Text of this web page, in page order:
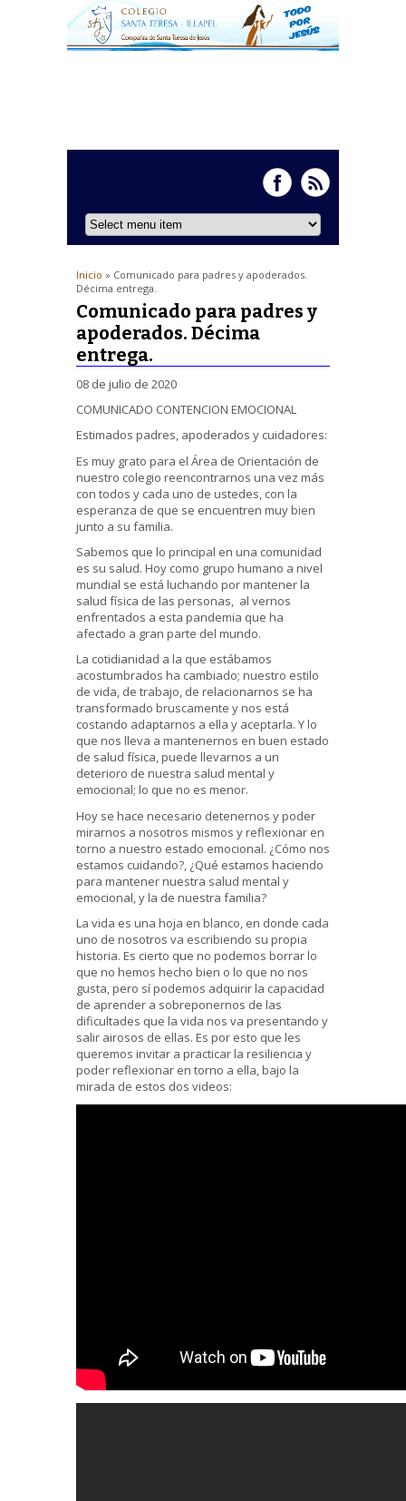
Inicio » Comunicado para padres y apoderados.
Décima entrega.
Comunicado para padres y
apoderados. Décima
entrega.
08 de julio de 2020
COMUNICADO CONTENCION EMOCIONAL
Estimados padres, apoderados y cuidadores:
Es muy grato para el Área de Orientación de
nuestro colegio reencontrarnos una vez más
con todos y cada uno de ustedes, con la
esperanza de que se encuentren muy bien
junto a su familia.
Sabemos que lo principal en una comunidad
es su salud. Hoy como grupo humano a nivel
mundial se está luchando por mantener la
salud física de las personas, al vernos
enfrentados a esta pandemia que ha
afectado a gran parte del mundo.
La cotidianidad a la que estábamos
acostumbrados ha cambiado; nuestro estilo
de vida, de trabajo, de relacionarnos se ha
transformado bruscamente y nos está
costando adaptarnos a ella y aceptarla. Y lo
que nos lleva a mantenernos en buen estado
de salud física, puede llevarnos a un
deterioro de nuestra salud mental y
emocional; lo que no es menor.
Hoy se hace necesario detenernos y poder
mirarnos a nosotros mismos y reflexionar en
torno a nuestro estado emocional. ¿Cómo nos
estamos cuidando?, ¿Qué estamos haciendo
para mantener nuestra salud mental y
emocional, y la de nuestra familia?
La vida es una hoja en blanco, en donde cada
uno de nosotros va escribiendo su propia
historia. Es cierto que no podemos borrar lo
que no hemos hecho bien o lo que no nos
gusta, pero sí podemos adquirir la capacidad
de aprender a sobreponernos de las
dificultades que la vida nos va presentando y
salir airosos de ellas. Es por esto que les
queremos invitar a practicar la resiliencia y
poder reflexionar en torno a ella, bajo la
mirada de estos dos videos: